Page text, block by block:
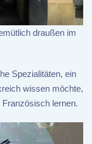
draußen im
Spezialitäten, ein
wissen möchte,
lernen.